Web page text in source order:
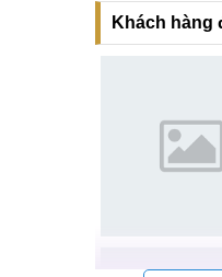
hãy liên hệ và
MobileCity.
nhập khẩu
Không phải để